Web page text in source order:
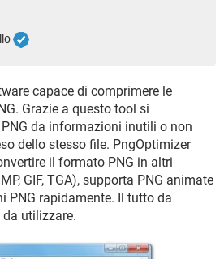
capace di comprimere le
Grazie a questo tool si
da informazioni inutili o non
dello stesso file. PngOptimizer
il formato PNG in altri
GIF, TGA), supporta PNG animate
PNG rapidamente. Il tutto da
utilizzare.